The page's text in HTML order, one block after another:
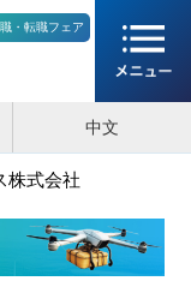
・転職フェア
中文
株式会社